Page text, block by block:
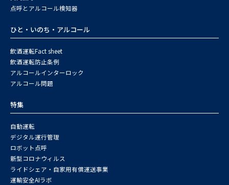
点呼とアルコール検知器
ひと・いのち・アルコール
飲酒運転Fact sheet
飲酒運転防止条例
アルコールインターロック
アルコール問題
特集
自動運転
デジタル運行管理
ロボット点呼
新型コロナウィルス
ライドシェア・自家用有償運送事業
運輸安全AIラボ